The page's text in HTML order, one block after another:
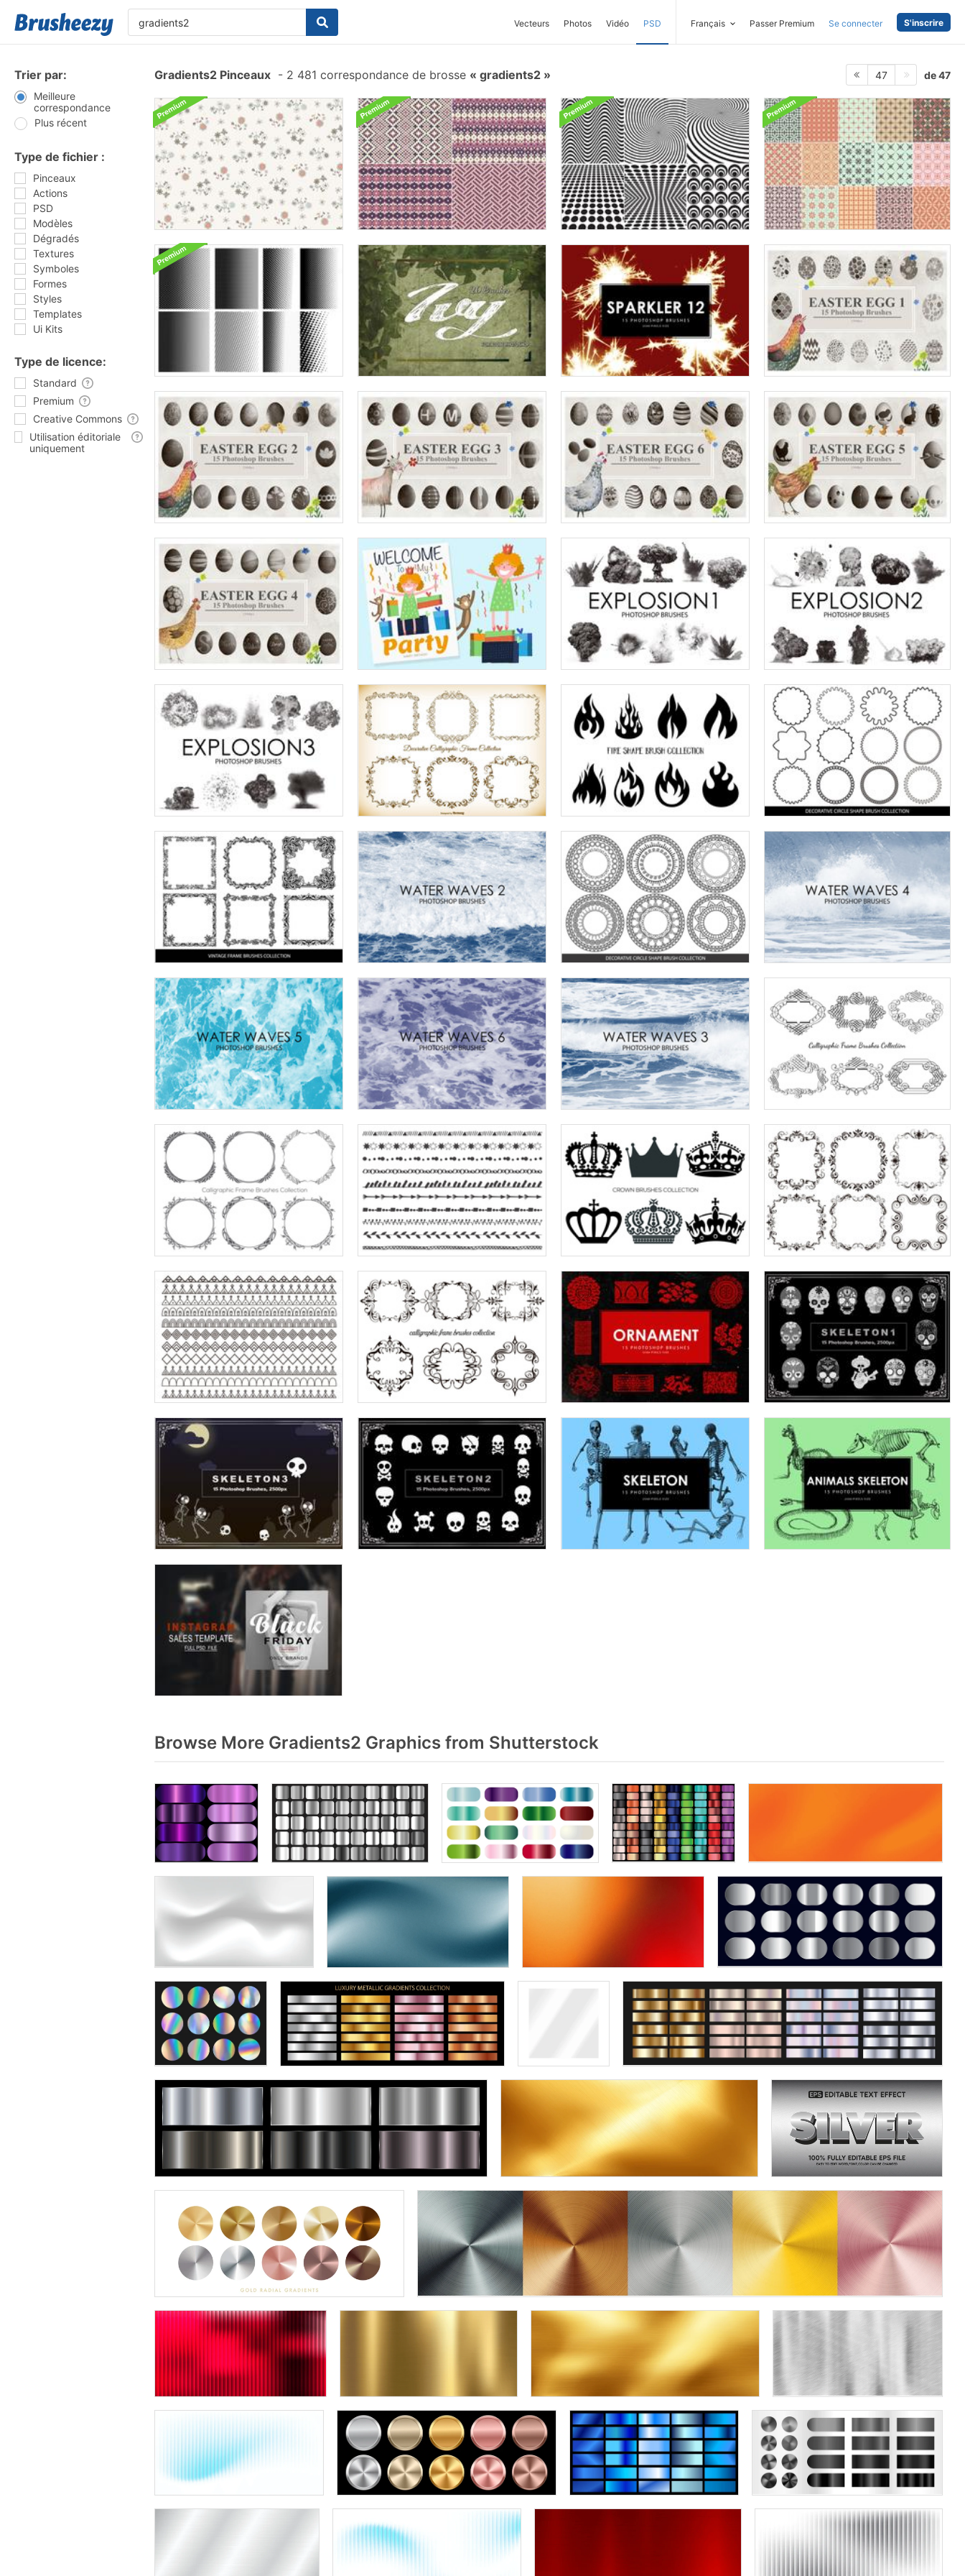
Vecteurs Photos Vidéo PSD Français Passer Premium Se connecter S'inscrire
Trier par:
Meilleure
correspondance
Plus récent
Type de fichier :
Pinceaux
Actions
PSD
Modèles
Dégradés
Textures
Symboles
Formes
Styles
Templates
Ui Kits
Type de licence:
Standard
Premium
Creative Commons
Utilisation éditoriale
uniquement
Gradients2 Pinceaux - 2 481 correspondance de brosse gradients2 47 de 47
Browse More Gradients2 Graphics from Shutterstock